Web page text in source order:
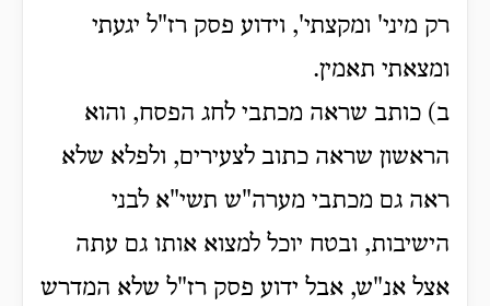
רק מיני' ומקצתי', וידוע פסק רז"ל יגעתי
ומצאתי תאמין.
ב) כותב שראה מכתבי לחג הפסח, והוא
הראשון שראה כתוב לצעירים, ולפלא שלא
ראה גם מכתבי מערה"ש תשי"א לבני
הישיבות, ובטח יוכל למצוא אותו גם עתה
אצל אנ"ש, אבל ידוע פסק רז"ל שלא המדרש